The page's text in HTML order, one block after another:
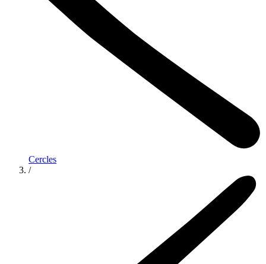
Cercles
/